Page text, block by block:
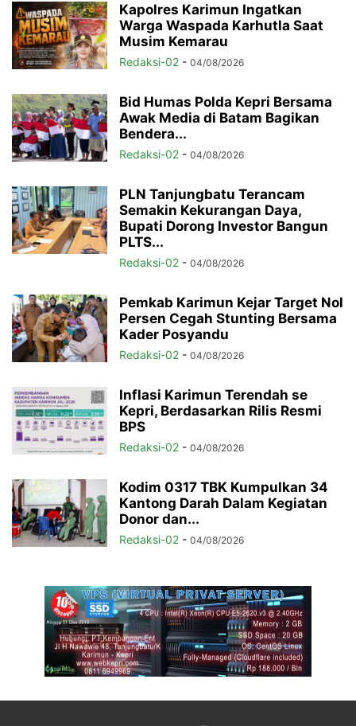
Kapolres Karimun Ingatkan
Warga Waspada Karhutla Saat
Musim Kemarau
Redaksi-02 - 04/08/2026
Bid Humas Polda Kepri Bersama
Awak Media di Batam Bagikan
Bendera...
Redaksi-02 - 04/08/2026
PLN Tanjungbatu Terancam
Semakin Kekurangan Daya,
Bupati Dorong Investor Bangun
PLTS...
Redaksi-02 - 04/08/2026
Pemkab Karimun Kejar Target Nol
Persen Cegah Stunting Bersama
Kader Posyandu
Redaksi-02 - 04/08/2026
Inflasi Karimun Terendah se
Kepri, Berdasarkan Rilis Resmi
BPS
Redaksi-02 - 04/08/2026
Kodim 0317 TBK Kumpulkan 34
Kantong Darah Dalam Kegiatan
Donor dan...
Redaksi-02 - 04/08/2026